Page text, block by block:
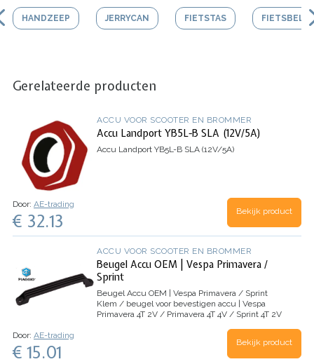
HANDZEEP JERRYCAN FIETSTAS FIETSBEL
Gerelateerde producten
ACCU VOOR SCOOTER EN BROMMER
Accu Landport YB5L-B SLA (12V/5A)
Accu Landport YB5L-B SLA (12V/5A)
Door: AE-trading
€ 32.13 Bekijk product
ACCU VOOR SCOOTER EN BROMMER
Beugel Accu OEM | Vespa Primavera /
Sprint
Beugel Accu OEM | Vespa Primavera / Sprint
Klem / beugel voor bevestigen accu | Vespa
Primavera 4T 2V / Primavera 4T 4V / Sprint 4T 2V
Door: AE-trading
€ 15.01 Bekijk product